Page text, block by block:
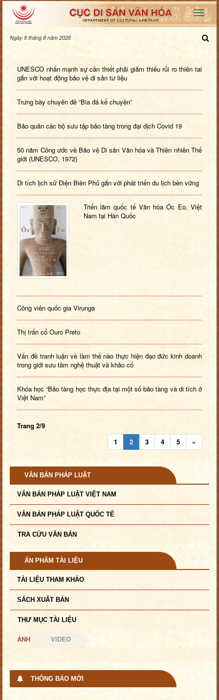
Ngày 9 tháng 8 năm 2026
UNESCO nhấn mạnh sự cần thiết phải giảm thiểu rủi ro thiên tai
gắn với hoạt động bảo vệ di sản tư liệu
Trưng bày chuyên đề “Bia đá kể chuyện”
Bảo quản các bộ sưu tập bảo tàng trong đại dịch Covid 19
50 năm Công ước về Bảo vệ Di sản Văn hóa và Thiên nhiên Thế
giới (UNESCO, 1972)
Di tích lịch sử Điện Biên Phủ gắn với phát triển du lịch bền vững
Triển lãm quốc tế Văn hóa Óc Eo, Việt
Nam tại Hàn Quốc
Công viên quốc gia Virunga
Thị trấn cổ Ouro Preto
Vấn đề tranh luận về làm thế nào thực hiện đạo đức kinh doanh
trong giới sưu tầm nghệ thuật và khảo cổ
Khóa học “Bảo tàng học thực địa tại một số bảo tàng và di tích ở
Việt Nam”
Trang 2/9
1
2 3 4 5 »
VĂN BẢN PHÁP LUẬT
VĂN BẢN PHÁP LUẬT VIỆT NAM
VĂN BẢN PHÁP LUẬT QUỐC TẾ
TRA CỨU VĂN BẢN
ẤN PHẨM TÀI LIỆU
TÀI LIỆU THAM KHẢO
SÁCH XUẤT BẢN
THƯ MỤC TÀI LIỆU
ẢNH VIDEO
THÔNG BÁO MỚI